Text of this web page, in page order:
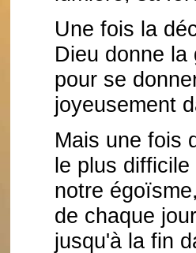
Une fois la
Dieu donne
pour se
joyeusement
Mais une fois
le plus
notre
de chaque
jusqu'à la fin